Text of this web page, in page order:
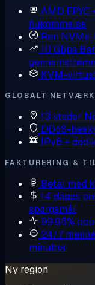
AMD EPYC
hukommelse
Ren
10 Gbps
KVM-
GLOBALT NETVÆRK
13 steder
DDoS-
IPv6 +
FAKTURERING &
Betal med
14 dages
spørgsmål
99,95%
24/7
minutter
Ny region